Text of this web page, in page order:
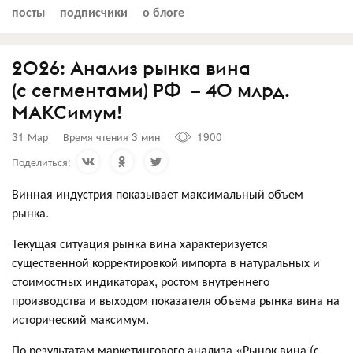
посты подписчики о блоге
2026: Анализ рынка вина
(с сегментами) РФ – 40 млрд.
МАКСимум!
31 Мар Время чтения 3 мин
1900
Поделиться:
Винная индустрия показывает максимальный объем
рынка.
Текущая ситуация рынка вина характеризуется
существенной корректировкой импорта в натуральных и
стоимостных индикаторах, ростом внутреннего
производства и выходом показателя объема рынка вина на
исторический максимум.
По результатам маркетингового анализа «Рынок вина (с